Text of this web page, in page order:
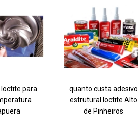
para
quanto custa adesivo
estrutural loctite Alto
de Pinheiros